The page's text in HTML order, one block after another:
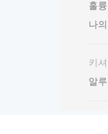
훌
나
키
알